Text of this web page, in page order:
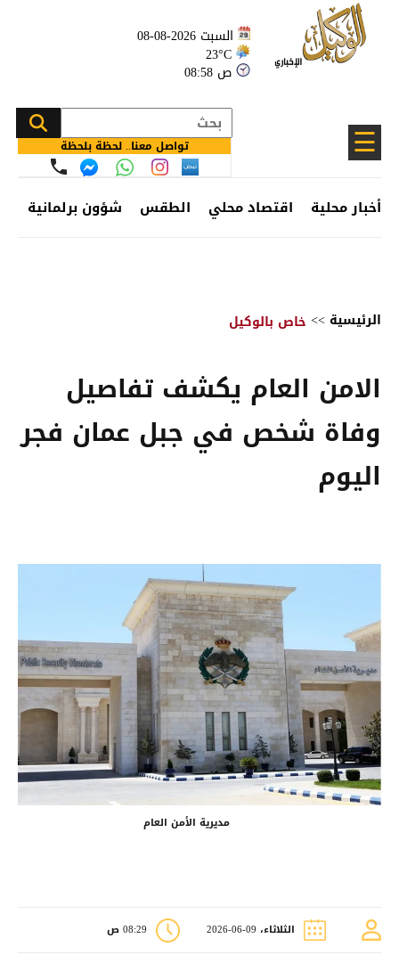
السبت 2026-08-08
23°C
08:58 ص
☰ تواصل معنا.. لحظة بلحظة
أخبار محلية اقتصاد محلي الطقس شؤون برلمانية
الرئيسية >> خاص بالوكيل
الامن العام يكشف تفاصيل
وفاة شخص في جبل عمان فجر
اليوم
مديرية الأمن العام
الثلاثاء، 09-06-2026 08:29 ص